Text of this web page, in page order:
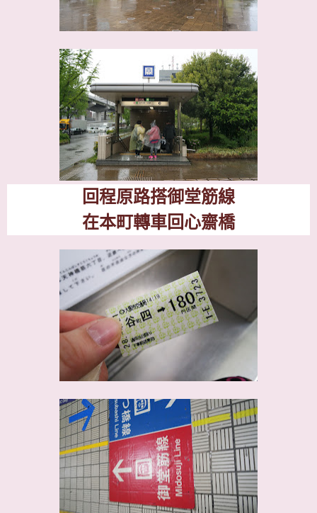
回程原路搭御堂筋線
在本町轉車回心齋橋